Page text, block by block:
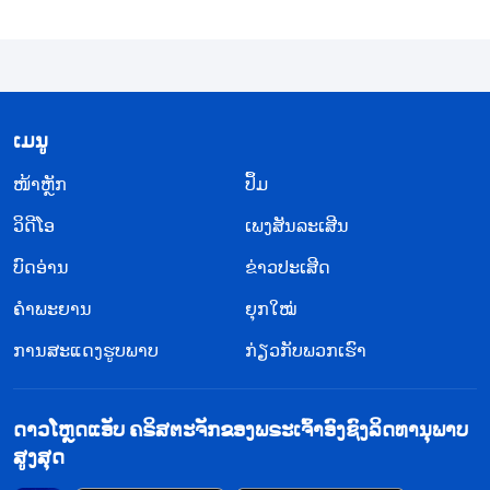
ສະຕິປັນຍາ ແລະ ອຸປະນິໄສອັນຊອບທໍາຂອງພຣະອົງໃຫ້ກັບ
ຜູ້ຄົນ ທີ່ໄດ້ຖືກປິດລັບເປັນເວລາຫຼາຍປີ ຕາມຄວາມຕ້ອງການ
ຂອງພຣະອົງ ແລະ ປາສະຈາກການອະນຸຍາດຈາກພວກເຂົາ.
ພວກເຂົາພຽງແຕ່ສາລະພາບບາບຂອງພວກເຂົາກັບພຣະເຈົ້າ
ເບື່ອໜ່າຍກັບການເຮັດແບບນັ້ນ ແລະ ສິ່ງນີ້ກໍຈະດຳເນີນໄປ
ແບບນີ້ຕະຫຼອດການ. ພວກເຂົາໄດ້ແຕ່ສັ່ງພຣະເຈົ້າ ໂດຍເຊື່ອ
ວ່າ ພຣະອົງຈະເຊື່ອຟັງພວກເຂົາ, ຍ້ອນວ່າມັນຖືກບັນທຶກໄວ້
ໃນພຣະຄຳພີແລ້ວວ່າ ພຣະເຈົ້າບໍ່ໄດ້ມາເພື່ອໃຫ້ມະນຸດຮັບ
ໃຊ້, ແຕ່ມາເພື່ອຮັບໃຊ້ມະນຸດ ແລະ ທີ່ພຣະອົງມາກໍ່ເພື່ອ
​ເມ​ນູ
​ໜ້າຫຼັກ
ປຶ້ມ
ວິ​ດີ​ໂອ
ເພງສັນລະເສີນ
ບົດອ່ານ
ຂ່າວປະເສີດ
ຄຳພະຍານ
ຍຸກໃໝ່
ການສະແດງຮູບພາບ
ກ່ຽວກັບພວກເຮົາ
ດາວໂຫຼດແອັບ ຄຣິສຕະຈັກຂອງພຣະເຈົ້າອົງຊົງລິດທານຸພາບ
ສູງສຸດ